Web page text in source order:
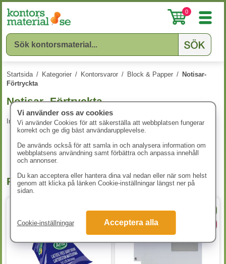
0
Startsida / Kategorier / Kontorsvaror / Block & Papper / Notisar-
Förtryckta
Notisar- Förtryckta
Inga produkter att visa.
Populära produkter
Vi använder oss av cookies
Vi använder Cookies för att säkerställa att webbplatsen fungerar
korrekt och ge dig bäst användarupplevelse.
De används också för att samla in och analysera information om
webbplatsens användning samt förbättra och anpassa innehåll
och annonser.
Du kan acceptera eller hantera dina val nedan eller när som helst
genom att klicka på länken Cookie-inställningar längst ner på
sidan.
Cookie-inställningar Acceptera alla